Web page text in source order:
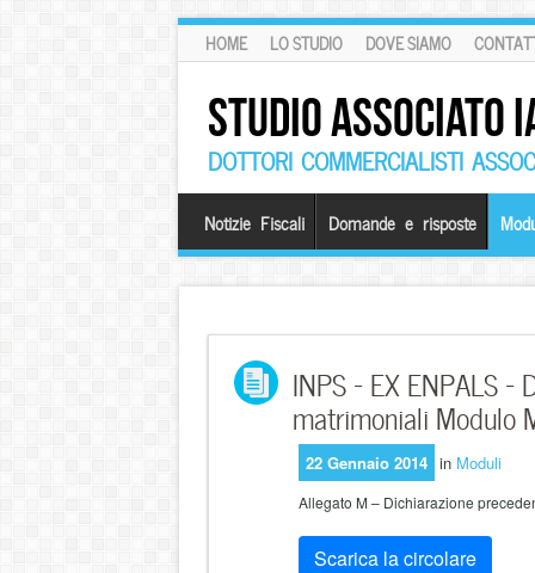
HOME LO STUDIO DOVE SIAMO
STUDIO
DOTTORI COMMERCIALISTI
Notizie Fiscali Domande e risposte
INPS – EX ENPALS
matrimoniali Modulo
22 Gennaio 2014 in Moduli
Allegato M – Dichiarazione
Scarica la circolare